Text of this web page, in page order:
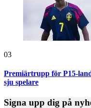
03
Premiärtrupp för P15-
sju spelare
Signa upp dig på